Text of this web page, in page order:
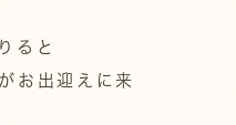
ると
お出迎えに来